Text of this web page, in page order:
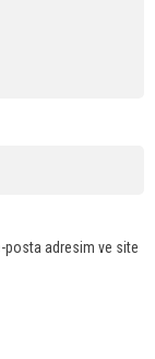
posta adresim ve site